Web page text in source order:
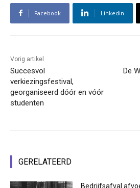
Facebook Linkedin
Vorig artikel
Succesvol
verkiezingsfestival,
georganiseerd dóór en vóór
studenten
De
GERELATEERD
Bedrijfsafval